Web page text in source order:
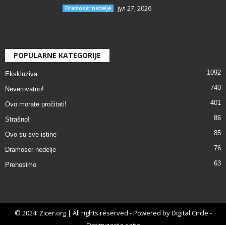
Dramoser nedelje јул 27, 2026
POPULARNE KATEGORIJE
Ekskluziva 1092
Neverovatno! 740
Ovo morate pročitati! 401
Strašno! 86
Ovo su sve istine 85
Dramoser nedelje 76
Prenosimo 63
© 2024. Zicer.org | All rights reserved - Powered by Digital Circle -